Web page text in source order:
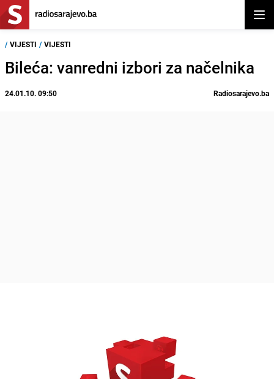
/ VIJESTI / VIJESTI
Bileća: vanredni izbori za načelnika
24.01.10. 09:50 Radiosarajevo.ba